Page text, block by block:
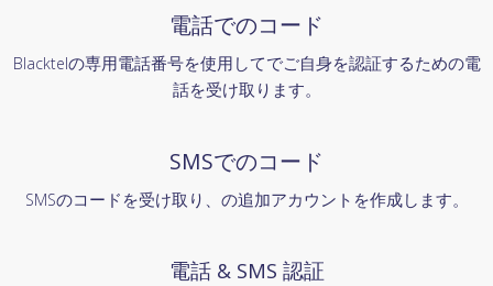
電話でのコード
Blacktelの専用電話番号を使用してでご自身を認証するための電
話を受け取ります。
SMSでのコード
SMSのコードを受け取り、の追加アカウントを作成します。
電話 & SMS 認証